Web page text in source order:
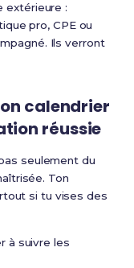
extérieure :
pro, CPE ou
Ils verront
calendrier
réussie
seulement du
Ton
si tu vises des
à suivre les